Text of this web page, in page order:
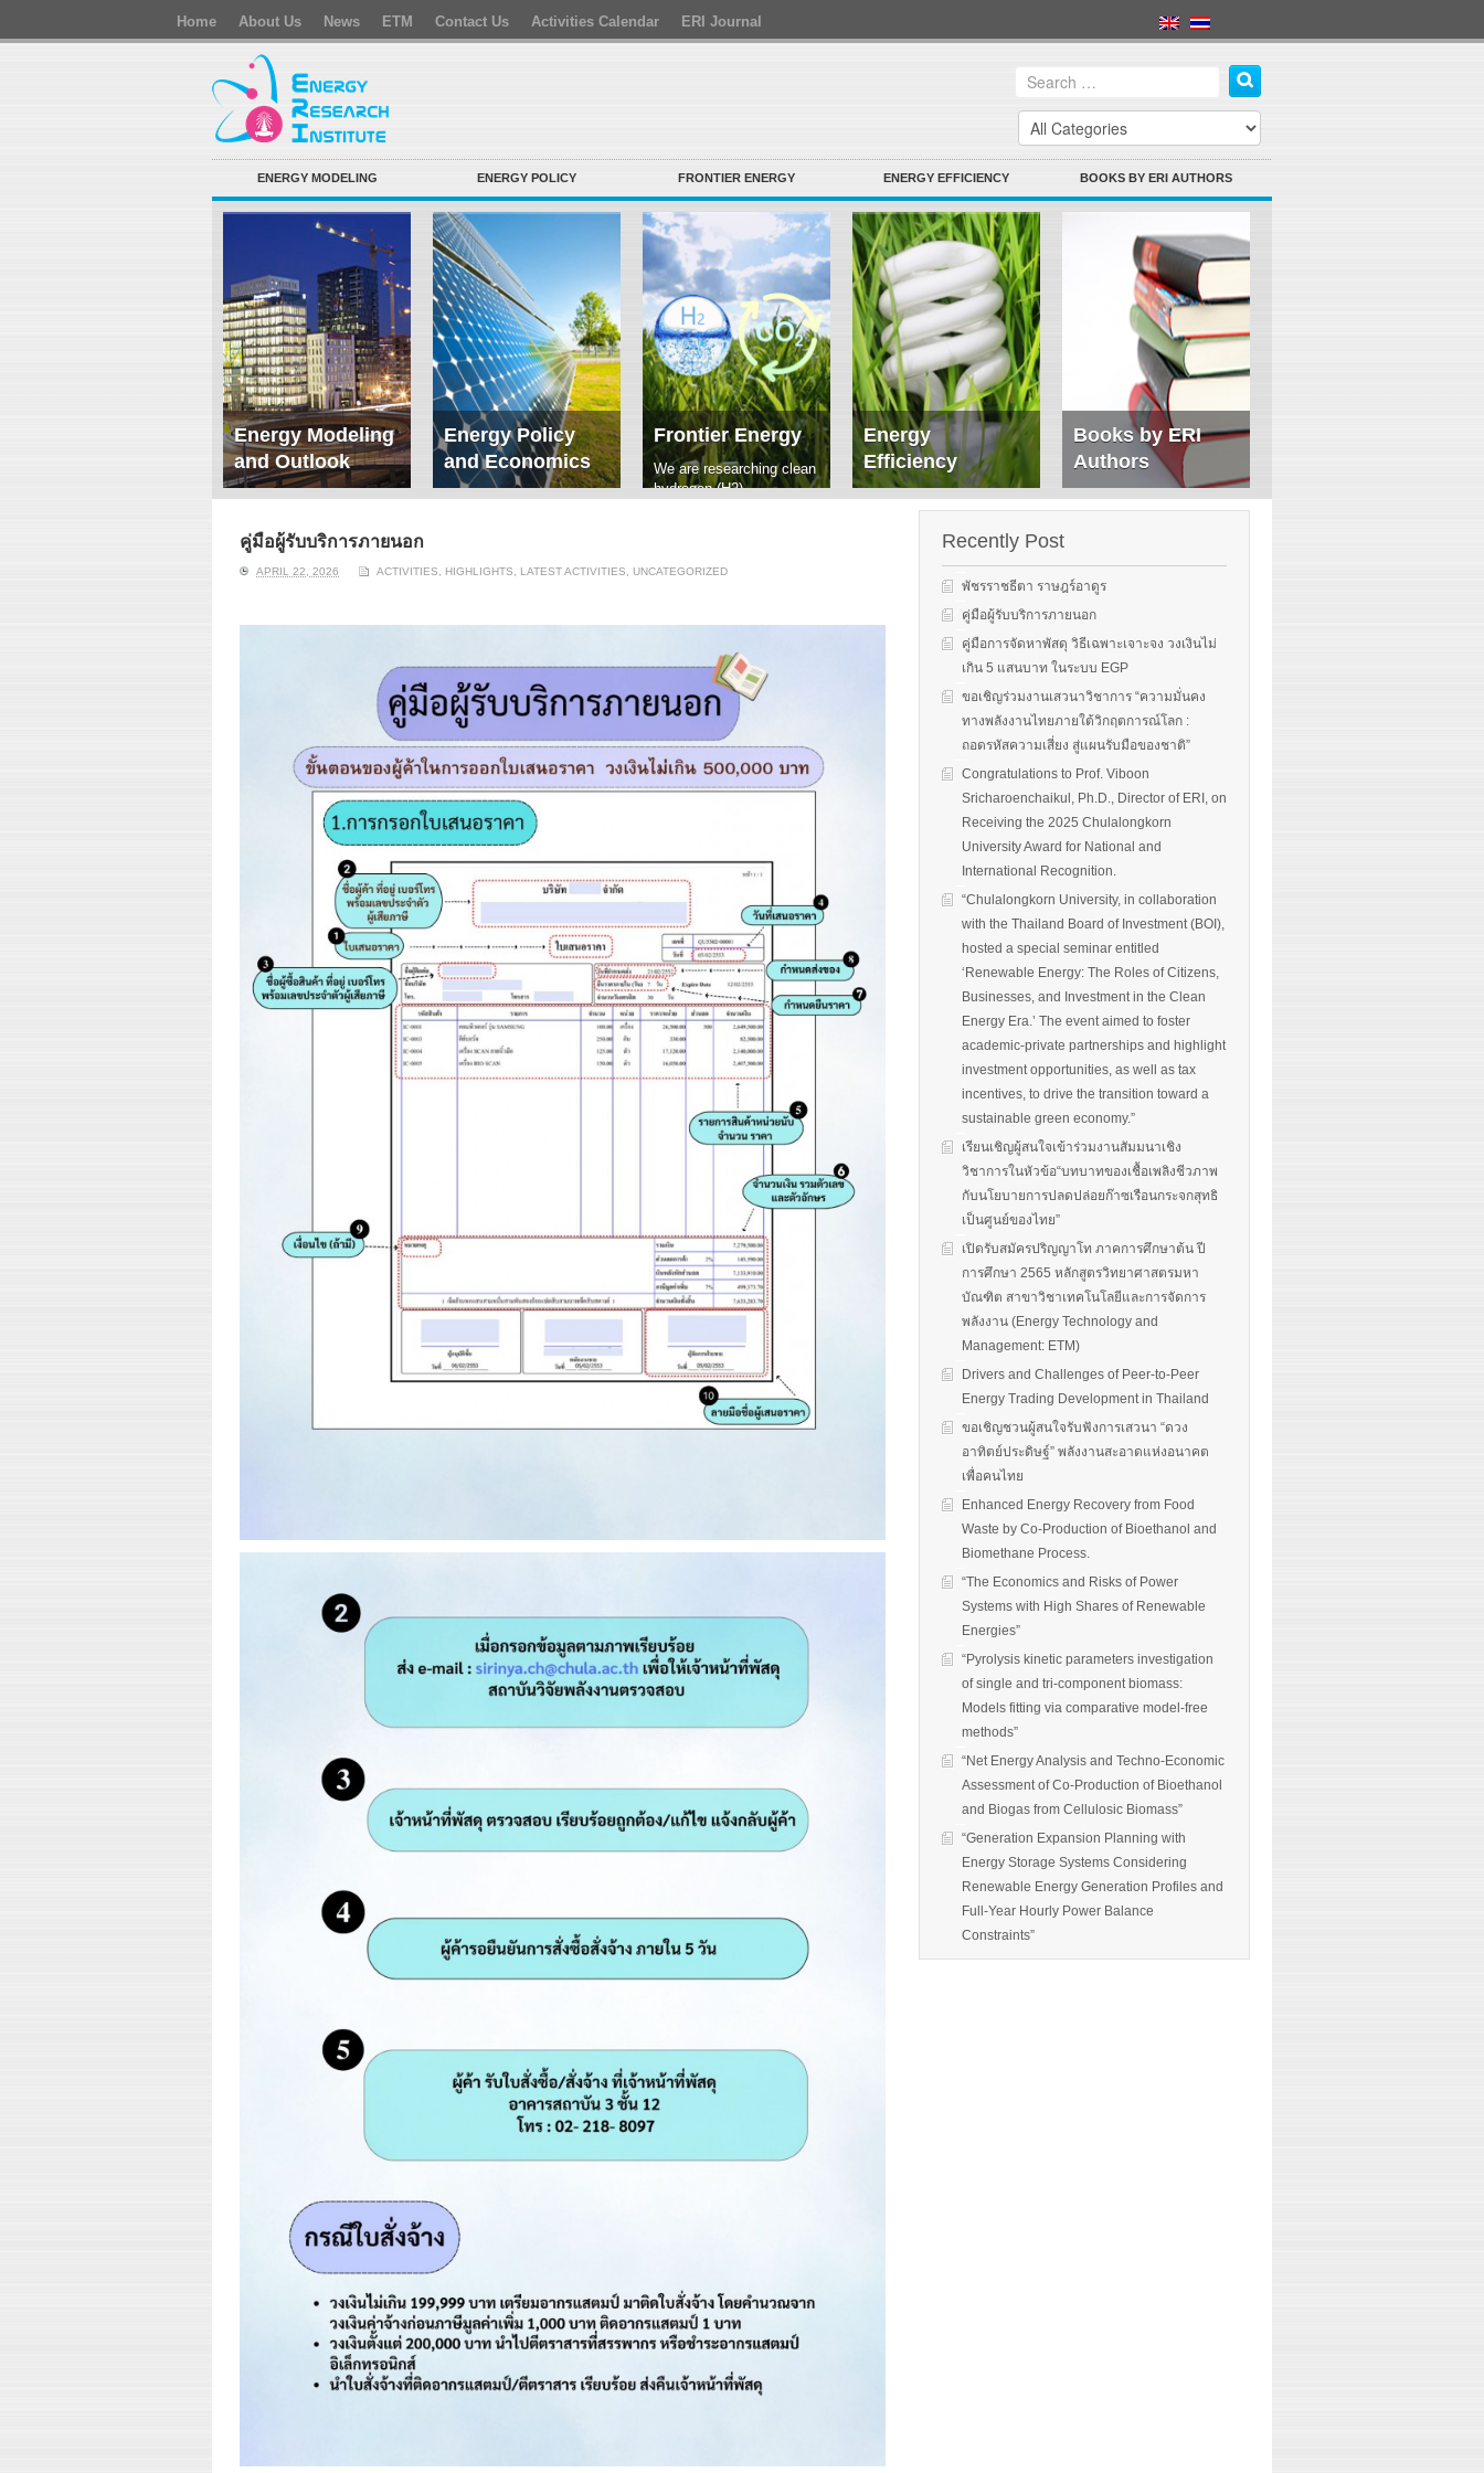
Home About Us News ETM Contact Us Activities Calendar ERI Journal
ENERGY MODELING ENERGY POLICY FRONTIER ENERGY ENERGY EFFICIENCY BOOKS BY ERI AUTHORS
Energy Modeling
and Outlook
ERI conducts rigorous
energy supply and
demand of various
energy-consuming
Energy Policy
and Economics
We focus on solar
policy. Two patent-
Frontier Energy
We are researching clean
hydrogen (H2)
studied carbon dioxide …
Energy
Efficiency
We evaluate the
performance of energy-
efficient equipment and
programs and give advice
to governments on
Read More
Books by ERI
Authors
คู่มือผู้รับบริการภายนอก
APRIL 22, 2026 ACTIVITIES HIGHLIGHTS LATEST ACTIVITIES UNCATEGORIZED
Recently Post
พัชรราชธีตา ราษฎร์อาดูร
คู่มือผู้รับบริการภายนอก
คู่มือการจัดหาพัสดุ วิธีเฉพาะเจาะจง วงเงินไม่
เกิน 5 แสนบาท ในระบบ EGP
ขอเชิญร่วมงานเสวนาวิชาการ “ความมั่นคง
ทางพลังงานไทยภายใต้วิกฤตการณ์โลก :
ถอดรหัสความเสี่ยง สู่แผนรับมือของชาติ”
Congratulations to Prof. Viboon
Sricharoenchaikul, Ph.D., Director of ERI, on
Receiving the 2025 Chulalongkorn
University Award for National and
International Recognition.
“Chulalongkorn University, in collaboration
with the Thailand Board of Investment (BOI),
hosted a special seminar entitled
‘Renewable Energy: The Roles of Citizens,
Businesses, and Investment in the Clean
Energy Era.’ The event aimed to foster
academic-private partnerships and highlight
investment opportunities, as well as tax
incentives, to drive the transition toward a
sustainable green economy.”
เรียนเชิญผู้สนใจเข้าร่วมงานสัมมนาเชิง
วิชาการในหัวข้อ“บทบาทของเชื้อเพลิงชีวภาพ
กับนโยบายการปลดปล่อยก๊าซเรือนกระจกสุทธิ
เป็นศูนย์ของไทย”
เปิดรับสมัครปริญญาโท ภาคการศึกษาต้น ปี
การศึกษา 2565 หลักสูตรวิทยาศาสตรมหา
บัณฑิต สาขาวิชาเทคโนโลยีและการจัดการ
พลังงาน (Energy Technology and
Management: ETM)
Drivers and Challenges of Peer-to-Peer
Energy Trading Development in Thailand
ขอเชิญชวนผู้สนใจรับฟังการเสวนา “ดวง
อาทิตย์ประดิษฐ์” พลังงานสะอาดแห่งอนาคต
เพื่อคนไทย
Enhanced Energy Recovery from Food
Waste by Co-Production of Bioethanol and
Biomethane Process.
“The Economics and Risks of Power
Systems with High Shares of Renewable
Energies”
“Pyrolysis kinetic parameters investigation
of single and tri-component biomass:
Models fitting via comparative model-free
methods”
“Net Energy Analysis and Techno-Economic
Assessment of Co-Production of Bioethanol
and Biogas from Cellulosic Biomass”
“Generation Expansion Planning with
Energy Storage Systems Considering
Renewable Energy Generation Profiles and
Full-Year Hourly Power Balance
Constraints”